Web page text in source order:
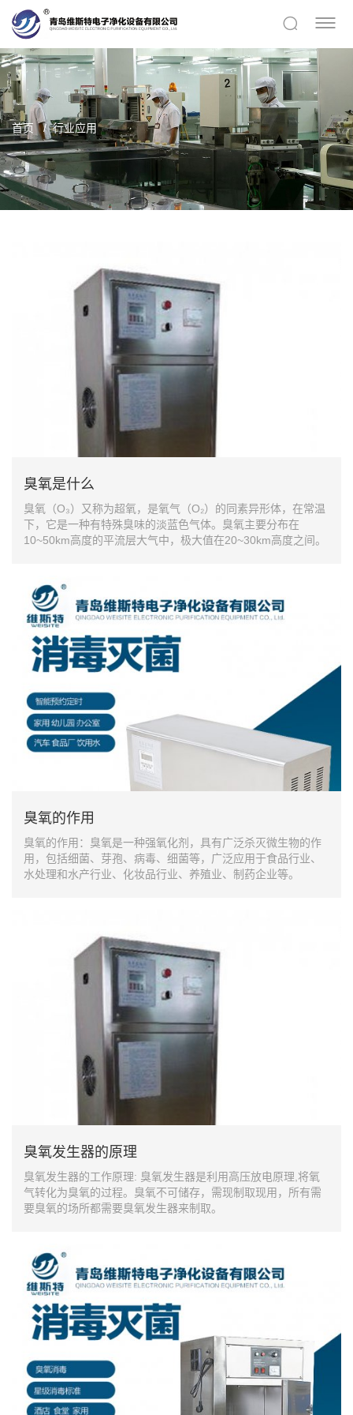
首页 行业应用
臭氧是什么
臭氧（O₃）又称为超氧，是氧气（O₂）的同素异形体，在常温
下，它是一种有特殊臭味的淡蓝色气体。臭氧主要分布在
10~50km高度的平流层大气中，极大值在20~30km高度之间。
臭氧的作用
臭氧的作用：臭氧是一种强氧化剂，具有广泛杀灭微生物的作
用，包括细菌、芽孢、病毒、细菌等，广泛应用于食品行业、
水处理和水产行业、化妆品行业、养殖业、制药企业等。
臭氧发生器的原理
臭氧发生器的工作原理: 臭氧发生器是利用高压放电原理,将氧
气转化为臭氧的过程。臭氧不可储存，需现制取现用，所有需
要臭氧的场所都需要臭氧发生器来制取。